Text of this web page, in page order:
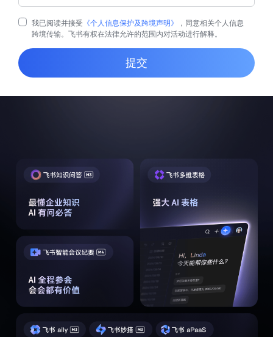
我已阅读并接受 《个人信息保护及跨境声明》
，同意相关个人信息
跨境传输。飞书有权在法律允许的范围内对活动进行解释。
提交